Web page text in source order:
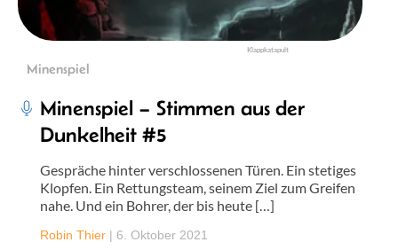
Klappkatapult
Minenspiel
Minenspiel – Stimmen aus der
Dunkelheit #5
Gespräche hinter verschlossenen Türen. Ein stetiges
Klopfen. Ein Rettungsteam, seinem Ziel zum Greifen
nahe. Und ein Bohrer, der bis heute […]
Robin Thier | 6. Oktober 2021